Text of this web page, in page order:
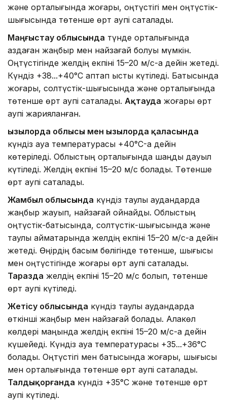
және орталығында жоғары, оңтүстігі мен оңтүстік-
шығысында төтенше өрт қаупі сақталады.
Маңғыстау облысында түнде орталығында
аздаған жаңбыр мен найзағай болуы мүмкін.
Оңтүстігінде желдің екпіні 15–20 м/с-қа дейін жетеді.
Күндіз +38...+40°C аптап ыстық күтіледі. Батысында
жоғары, солтүстік-шығысында және орталығында
төтенше өрт қаупі сақталады. Ақтауда жоғары өрт
қаупі жарияланған.
Қызылорда облысы мен Қызылорда қаласында
күндіз ауа температурасы +40°C-қа дейін
көтеріледі. Облыстың орталығында шаңды дауыл
күтіледі. Желдің екпіні 15–20 м/с болады. Төтенше
өрт қаупі сақталады.
Жамбыл облысында күндіз таулы аудандарда
жаңбыр жауып, найзағай ойнайды. Облыстың
оңтүстік-батысында, солтүстік-шығысында және
таулы аймақтарында желдің екпіні 15–20 м/с-қа дейін
жетеді. Өңірдің басым бөлігінде төтенше, шығысы
мен оңтүстігінде жоғары өрт қаупі сақталады.
Таразда желдің екпіні 15–20 м/с болып, төтенше
өрт қаупі күтіледі.
Жетісу облысында күндіз таулы аудандарда
өткінші жаңбыр мен найзағай болады. Алакөл
көлдері маңында желдің екпіні 15–20 м/с-қа дейін
күшейеді. Күндіз ауа температурасы +35...+36°C
болады. Оңтүстігі мен батысында жоғары, шығысы
мен орталығында төтенше өрт қаупі сақталады.
Талдықорғанда күндіз +35°C және төтенше өрт
қаупі күтіледі.